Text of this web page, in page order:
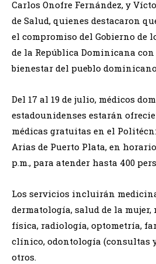
Carlos Onofre Fernández, y
de Salud, quienes destacaron
el compromiso del Gobierno de
de la República Dominicana
bienestar del pueblo
Del 17 al 19 de julio, médicos
estadounidenses estarán
médicas gratuitas en el
Arias de Puerto Plata, en horario
p.m., para atender hasta 400
Los servicios incluirán
dermatología, salud de la
física, radiología, optometría,
clínico, odontología (consultas
otros.